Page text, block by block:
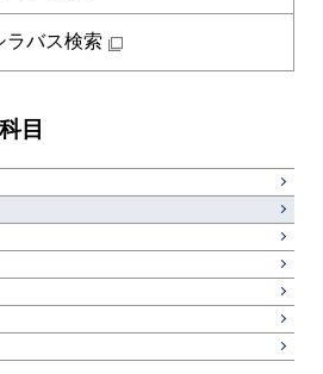
物質・情報卓越コース
人間医療科学技術コース
物質・情報卓越コース
物質・情報卓越コース
都市・環境学コース
エネルギーコース
エネルギー・情報コース
エンジニアリングデザイン
原子核工学コース
物質・情報卓越コース
社会・人間科学コース
ーション科学系
イノベーション科学コース
人間医療科学技術コース
営専門職学位課程
技術経営専門職学位課程
目
科目
ラバス検索
目